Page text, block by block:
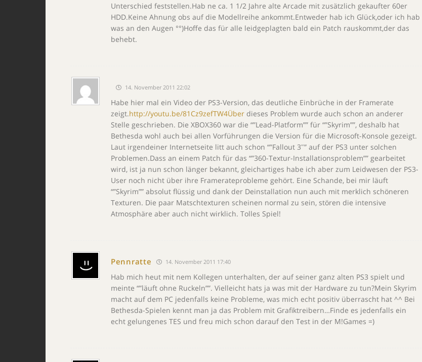
Unterschied feststellen.Hab ne ca. 1 1/2 Jahre alte Arcade mit zusätzlich gekaufter 60er
HDD.Keine Ahnung obs auf die Modellreihe ankommt.Entweder hab ich Glück,oder ich hab
was an den Augen °°)Hoffe das für alle leidgeplagten bald ein Patch rauskommt,der das
behebt.
14. November 2011 22:02
Habe hier mal ein Video der PS3-Version, das deutliche Einbrüche in der Framerate
zeigt.http://youtu.be/81Cz9zefTW4Über dieses Problem wurde auch schon an anderer
Stelle geschrieben. Die XBOX360 war die “”Lead-Platform”” für “”Skyrim””, deshalb hat
Bethesda wohl auch bei allen Vorführungen die Version für die Microsoft-Konsole gezeigt.
Laut irgendeiner Internetseite litt auch schon “”Fallout 3″” auf der PS3 unter solchen
Problemen.Dass an einem Patch für das “”360-Textur-Installationsproblem”” gearbeitet
wird, ist ja nun schon länger bekannt, gleichartiges habe ich aber zum Leidwesen der PS3-
User noch nicht über ihre Framerateprobleme gehört. Eine Schande, bei mir läuft
“”Skyrim”” absolut flüssig und dank der Deinstallation nun auch mit merklich schöneren
Texturen. Die paar Matschtexturen scheinen normal zu sein, stören die intensive
Atmosphäre aber auch nicht wirklich. Tolles Spiel!
Pennratte 14. November 2011 17:40
Hab mich heut mit nem Kollegen unterhalten, der auf seiner ganz alten PS3 spielt und
meinte “”läuft ohne Ruckeln””. Vielleicht hats ja was mit der Hardware zu tun?Mein Skyrim
macht auf dem PC jedenfalls keine Probleme, was mich echt positiv überrascht hat ^^ Bei
Bethesda-Spielen kennt man ja das Problem mit Grafiktreibern…Finde es jedenfalls ein
echt gelungenes TES und freu mich schon darauf den Test in der M!Games =)